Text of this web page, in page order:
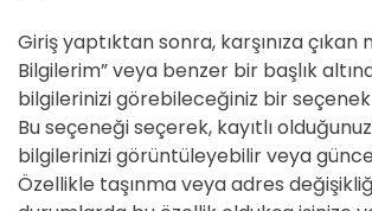
Giriş yaptıktan sonra, karşınıza çıkan
Bilgilerim” veya benzer bir başlık
bilgilerinizi görebileceğiniz bir
Bu seçeneği seçerek, kayıtlı
bilgilerinizi görüntüleyebilir veya
Özellikle taşınma veya adres